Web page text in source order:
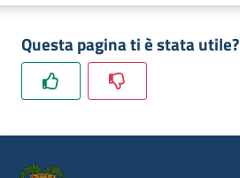
Documenti
e
dati
Questa pagina ti è stata utile?